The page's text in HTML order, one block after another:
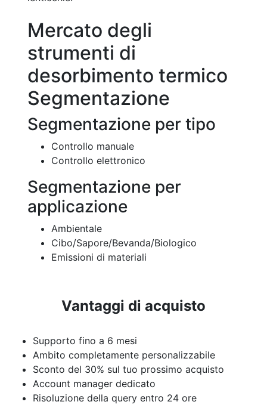
Mercato degli
strumenti di
desorbimento termico
Segmentazione
Segmentazione per tipo
Controllo manuale
Controllo elettronico
Segmentazione per
applicazione
Ambientale
Cibo/Sapore/Bevanda/Biologico
Emissioni di materiali
Vantaggi di acquisto
Supporto fino a 6 mesi
Ambito completamente personalizzabile
Sconto del 30% sul tuo prossimo acquisto
Account manager dedicato
Risoluzione della query entro 24 ore